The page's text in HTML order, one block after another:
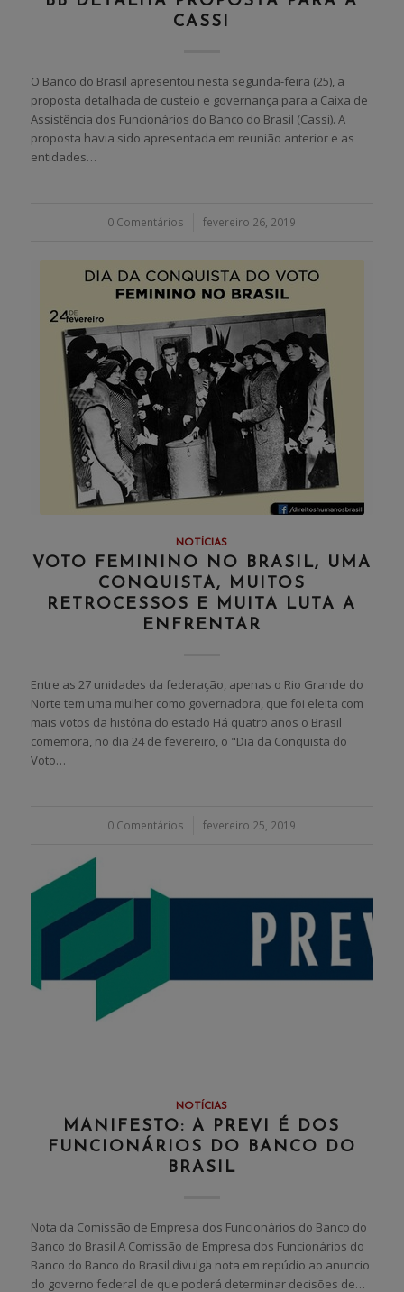
CASSI
O Banco do Brasil apresentou nesta segunda-feira (25), a
proposta detalhada de custeio e governança para a Caixa de
Assistência dos Funcionários do Banco do Brasil (Cassi). A
proposta havia sido apresentada em reunião anterior e as
entidades…
0 Comentários
/ fevereiro 26, 2019
NOTÍCIAS
VOTO FEMININO NO BRASIL, UMA
CONQUISTA, MUITOS
RETROCESSOS E MUITA LUTA A
ENFRENTAR
Entre as 27 unidades da federação, apenas o Rio Grande do
Norte tem uma mulher como governadora, que foi eleita com
mais votos da história do estado Há quatro anos o Brasil
comemora, no dia 24 de fevereiro, o "Dia da Conquista do
Voto…
0 Comentários
/ fevereiro 25, 2019
NOTÍCIAS
MANIFESTO: A PREVI É DOS
FUNCIONÁRIOS DO BANCO DO
BRASIL
Nota da Comissão de Empresa dos Funcionários do Banco do
Banco do Brasil A Comissão de Empresa dos Funcionários do
Banco do Banco do Brasil divulga nota em repúdio ao anuncio
do governo federal de que poderá determinar decisões de…